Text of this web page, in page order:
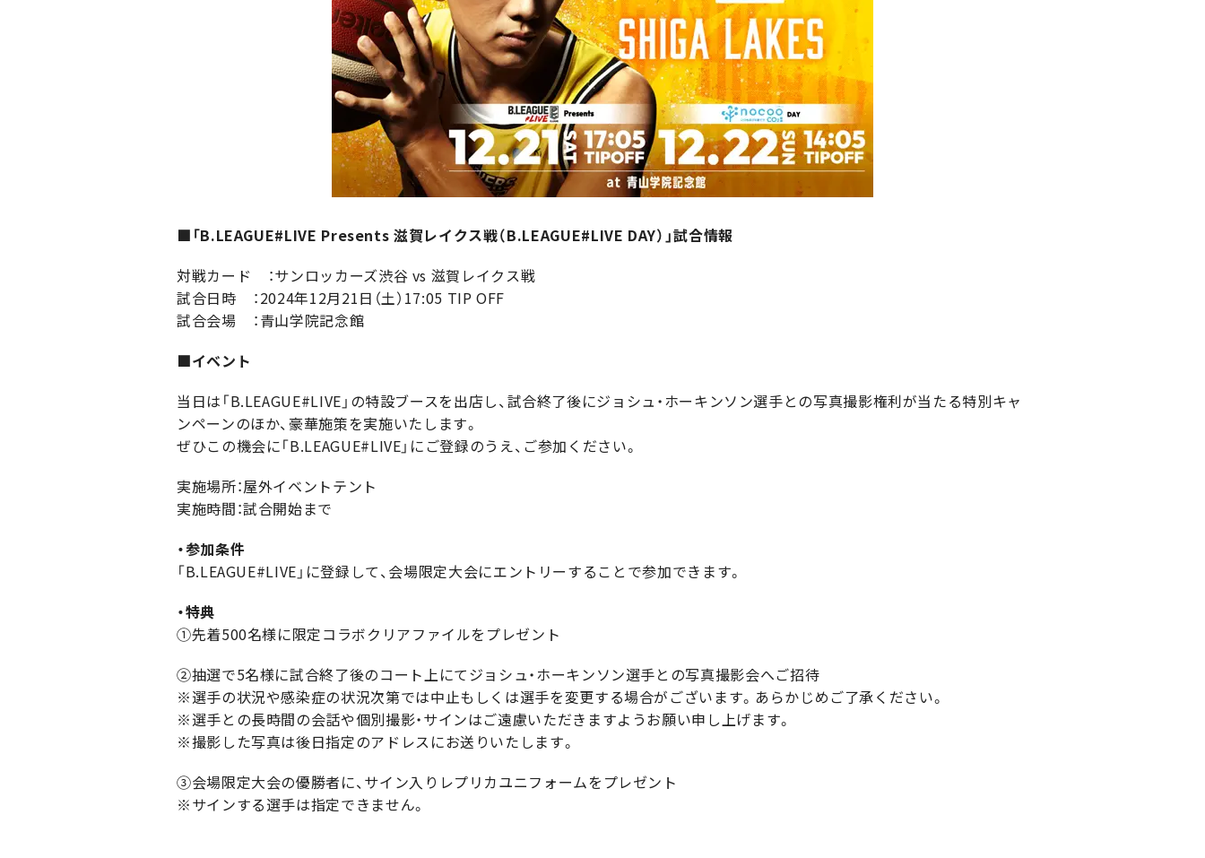
■「B.LEAGUE#LIVE Presents 滋賀レイクス戦（B.LEAGUE#LIVE DAY）」試合情報
対戦カード
：サンロッカーズ渋谷 vs 滋賀レイクス戦
試合日時
：2024年12月21日（土）17:05 TIP OFF
試合会場
：青山学院記念館
■イベント
当日は「B.LEAGUE#LIVE」の特設ブースを出店し、試合終了後にジョシュ・ホーキンソン選手との写真撮影権利が当たる特別キャ
ンペーンのほか、豪華施策を実施いたします。
ぜひこの機会に「B.LEAGUE#LIVE」にご登録のうえ、ご参加ください。
実施場所：屋外イベントテント
実施時間：試合開始まで
・参加条件
「B.LEAGUE#LIVE」に登録して、会場限定大会にエントリーすることで参加できます。
・特典
①先着500名様に限定コラボクリアファイルをプレゼント
②抽選で5名様に試合終了後のコート上にてジョシュ・ホーキンソン選手との写真撮影会へご招待
※選手の状況や感染症の状況次第では中止もしくは選手を変更する場合がございます。あらかじめご了承ください。
※選手との長時間の会話や個別撮影・サインはご遠慮いただきますようお願い申し上げます。
※撮影した写真は後日指定のアドレスにお送りいたします。
③会場限定大会の優勝者に、サイン入りレプリカユニフォームをプレゼント
※サインする選手は指定できません。